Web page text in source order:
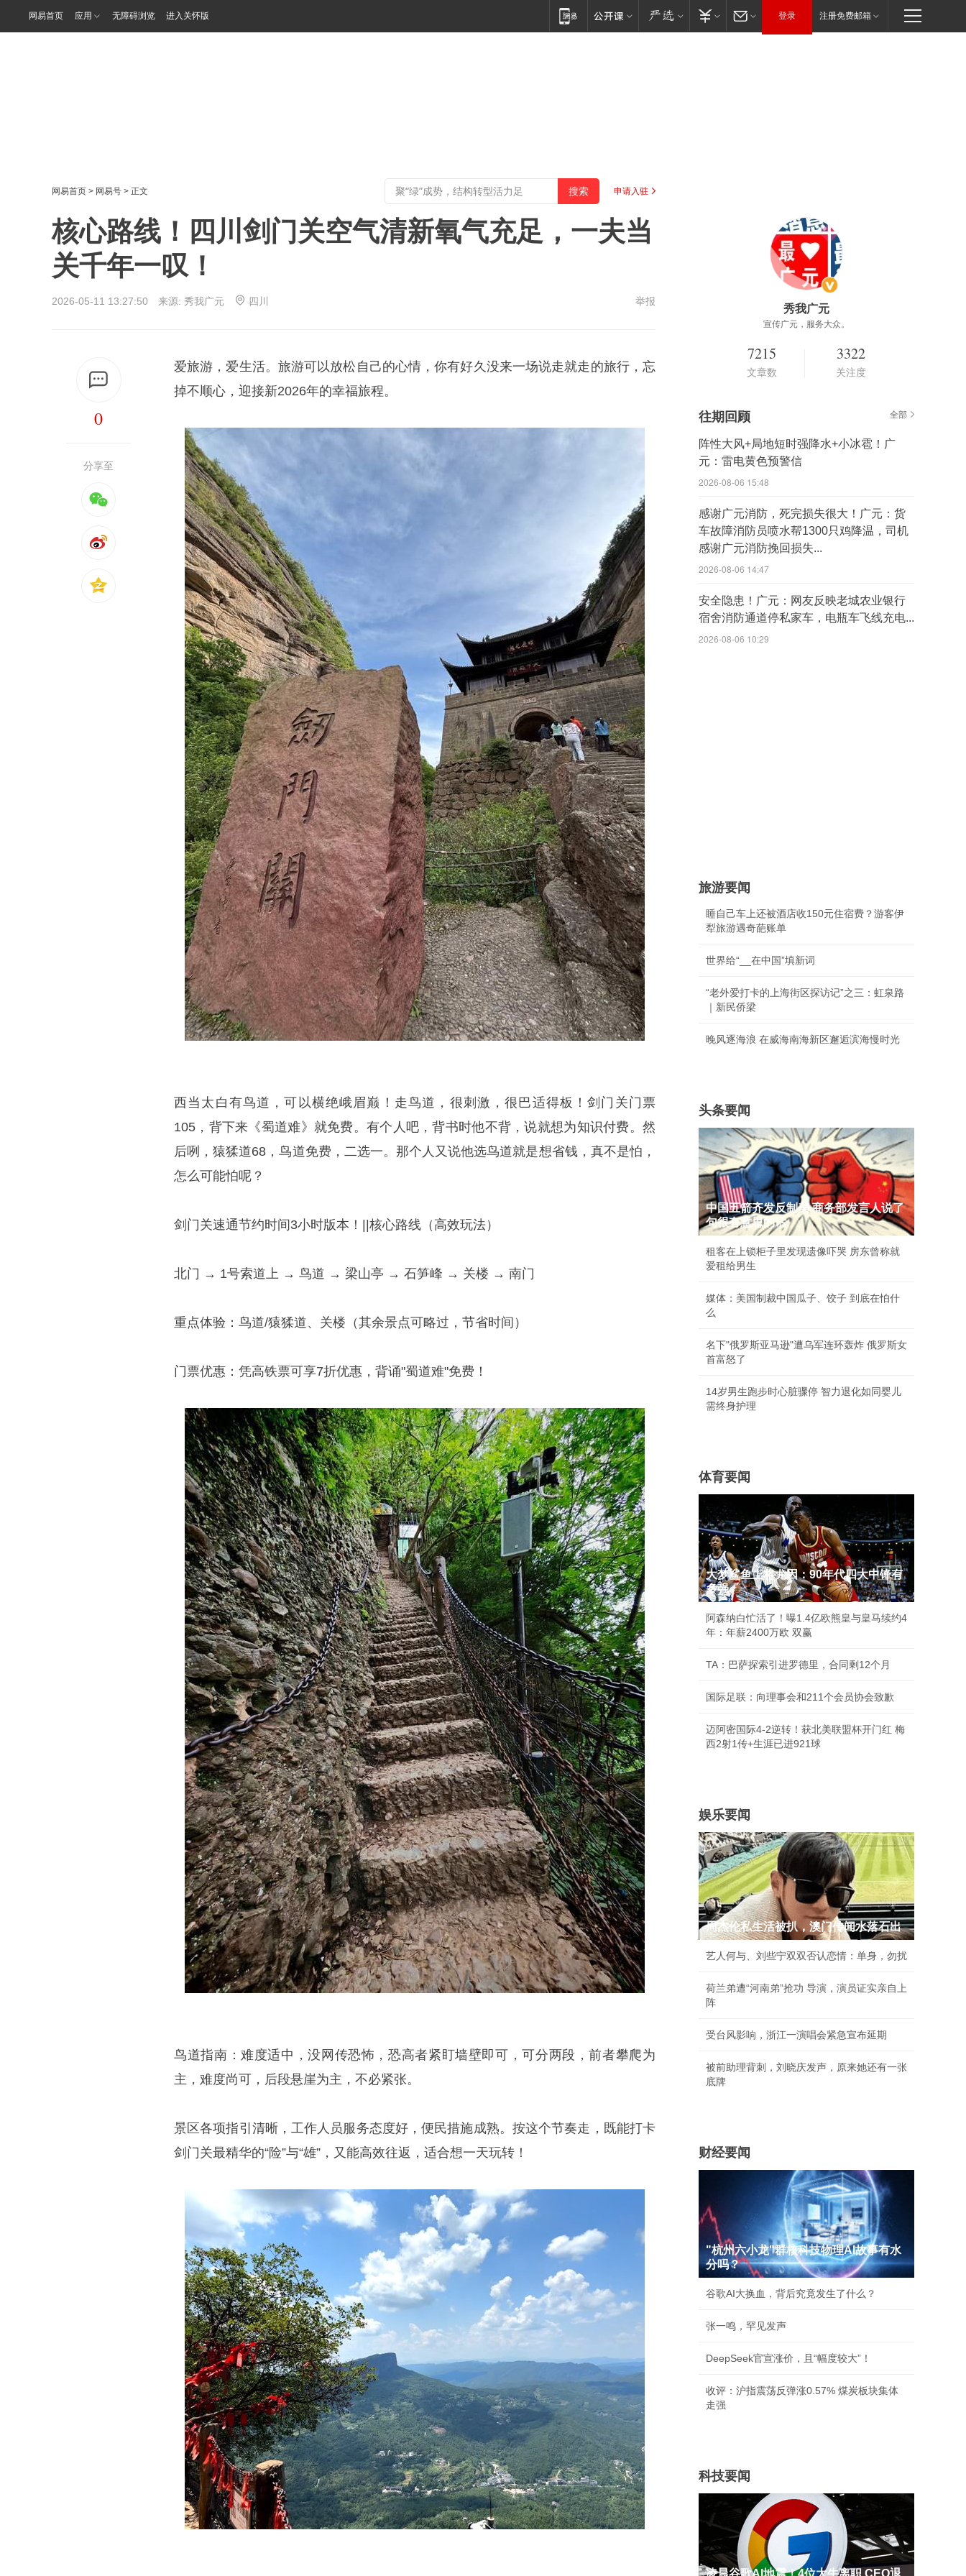
网易首页 应用 无障碍浏览 进入关怀版 登录 注册免费邮箱
网易首页 > 网易号 > 正文 申请入驻
核心路线！四川剑门关空气清新氧气充足，一夫当
关千年一叹！
2026-05-11 13:27:50 来源: 秀我广元 四川 举报
0
分享至
爱旅游，爱生活。旅游可以放松自己的心情，你有好久没来一场说走就走的旅行，忘
掉不顺心，迎接新2026年的幸福旅程。
西当太白有鸟道，可以横绝峨眉巅！走鸟道，很刺激，很巴适得板！剑门关门票
105，背下来《蜀道难》就免费。有个人吧，背书时他不背，说就想为知识付费。然
后咧，猿猱道68，鸟道免费，二选一。那个人又说他选鸟道就是想省钱，真不是怕，
怎么可能怕呢？
剑门关速通节约时间3小时版本！||核心路线（高效玩法）
北门 → 1号索道上 → 鸟道 → 梁山亭 → 石笋峰 → 关楼 → 南门
重点体验：鸟道/猿猱道、关楼（其余景点可略过，节省时间）
门票优惠：凭高铁票可享7折优惠，背诵"蜀道难"免费！
鸟道指南：难度适中，没网传恐怖，恐高者紧盯墙壁即可，可分两段，前者攀爬为
主，难度尚可，后段悬崖为主，不必紧张。
景区各项指引清晰，工作人员服务态度好，便民措施成熟。按这个节奏走，既能打卡
剑门关最精华的“险”与“雄”，又能高效往返，适合想一天玩转！
秀我广元
宣传广元，服务大众。
7215
文章数
3322
关注度
往期回顾 全部
阵性大风+局地短时强降水+小冰雹！广
元：雷电黄色预警信
2026-08-06 15:48
感谢广元消防，死完损失很大！广元：货
车故障消防员喷水帮1300只鸡降温，司机
感谢广元消防挽回损失...
2026-08-06 14:47
安全隐患！广元：网友反映老城农业银行
宿舍消防通道停私家车，电瓶车飞线充电...
2026-08-06 10:29
旅游要闻
睡自己车上还被酒店收150元住宿费？游客伊
犁旅游遇奇葩账单
世界给“__在中国”填新词
“老外爱打卡的上海街区探访记”之三：虹泉路
｜新民侨梁
晚风逐海浪 在威海南海新区邂逅滨海慢时光
头条要闻
中国五箭齐发反制美 商务部发言人说了
句很有意思的话
租客在上锁柜子里发现遗像吓哭 房东曾称就
爱租给男生
媒体：美国制裁中国瓜子、饺子 到底在怕什
么
名下"俄罗斯亚马逊"遭乌军连环轰炸 俄罗斯女
首富怒了
14岁男生跑步时心脏骤停 智力退化如同婴儿
需终身护理
体育要闻
大梦鲨鱼上将尤因：90年代四大中锋有
多强
阿森纳白忙活了！曝1.4亿欧熊皇与皇马续约4
年：年薪2400万欧 双赢
TA：巴萨探索引进罗德里，合同剩12个月
国际足联：向理事会和211个会员协会致歉
迈阿密国际4-2逆转！获北美联盟杯开门红 梅
西2射1传+生涯已进921球
娱乐要闻
周杰伦私生活被扒，澳门传闻水落石出
艺人何与、刘些宁双双否认恋情：单身，勿扰
荷兰弟遭“河南弟”抢功 导演，演员证实亲自上
阵
受台风影响，浙江一演唱会紧急宣布延期
被前助理背刺，刘晓庆发声，原来她还有一张
底牌
财经要闻
"杭州六小龙"群核科技物理AI故事有水
分吗？
谷歌AI大换血，背后究竟发生了什么？
张一鸣，罕见发声
DeepSeek官宣涨价，且“幅度较大”！
收评：沪指震荡反弹涨0.57% 煤炭板块集体
走强
科技要闻
凌晨谷歌AI地震！4位大牛离职 CEO退